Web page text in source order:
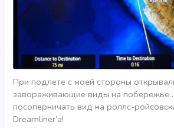
При подлете с моей стороны
завораживающие виды на
посоперничать вид на роллс-
Dreamliner’а!